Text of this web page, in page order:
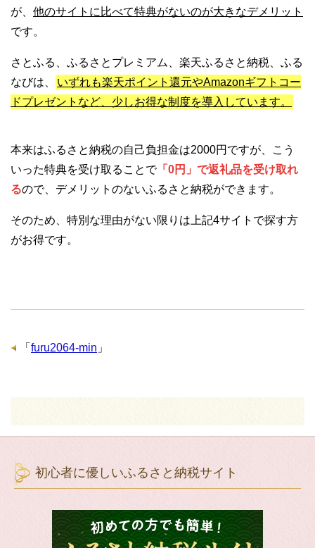
が、 他のサイトに比べて特典がないのが大きなデメリット
です。
さとふる、ふるさとプレミアム、楽天ふるさと納税、ふる
なびは、
いずれも楽天ポイント還元やAmazonギフトコー
ドプレゼントなど、少しお得な制度を導入しています。
本来はふるさと納税の自己負担金は2000円ですが、こう
いった特典を受け取ることで「0円」で返礼品を受け取れ
るので、デメリットのないふるさと納税ができます。
そのため、特別な理由がない限りは上記4サイトで探す方
がお得です。
「 furu2064-min 」
初心者に優しいふるさと納税サイト